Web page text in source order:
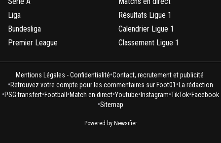
Liga
Bundesliga
Premier League
Résultats Ligue 1
Calendrier Ligue 1
Classement Ligue 1
Mentions Légales - Confidentialité•Contact, recrutement et publicité
•Retrouvez votre compte pour les commentaires sur Foot01 • La rédaction
•PSG transfert•Football •Match en direct•Youtube• Instagram•TikTok•Facebook
•Sitemap
Powered by Newsifier